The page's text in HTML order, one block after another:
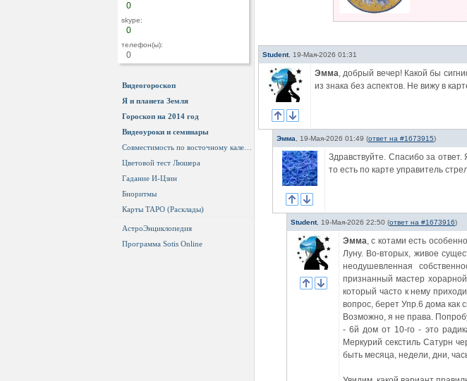
0
skype:
0
телефон(ы):
0
Видеогороскоп
Я и планета Земля
Гороскоп на 2014 год
Видеоуроки и семинары
Цветовой тест Люшера
Гадание И-Цзин
Биоритмы
Карты ТАРО (Расклады)
АстроЭнциклопедия
Программа Sotis Online
Student, 19-Мая-2026 01:31
Эмма, добрый вечер! Какой бы
из знака без аспектов. Не вижу в
Эмма 19-Мая-2026 01:49 (ответ на #1673915)
Здравствуйте. Спасибо за
то есть по карте управитель
Student, 19-Мая-2026 22:50 (ответ на #1673916)
Эмма, с котами есть
Луну. Во-вторых, живое
неодушевленная
признанный мастер хорарной
который часто к нему
вопрос, берет Упр.6 дома как
Возможно, я не права.
- 6й дом от 10-го - это
Меркурий секстиль Сатурн
быть месяца, недели, дни,